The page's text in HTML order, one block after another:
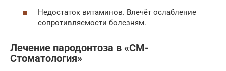
Недостаток витаминов. Влечёт ослабление
сопротивляемости болезням.
Лечение пародонтоза в «СМ-
Стоматология»